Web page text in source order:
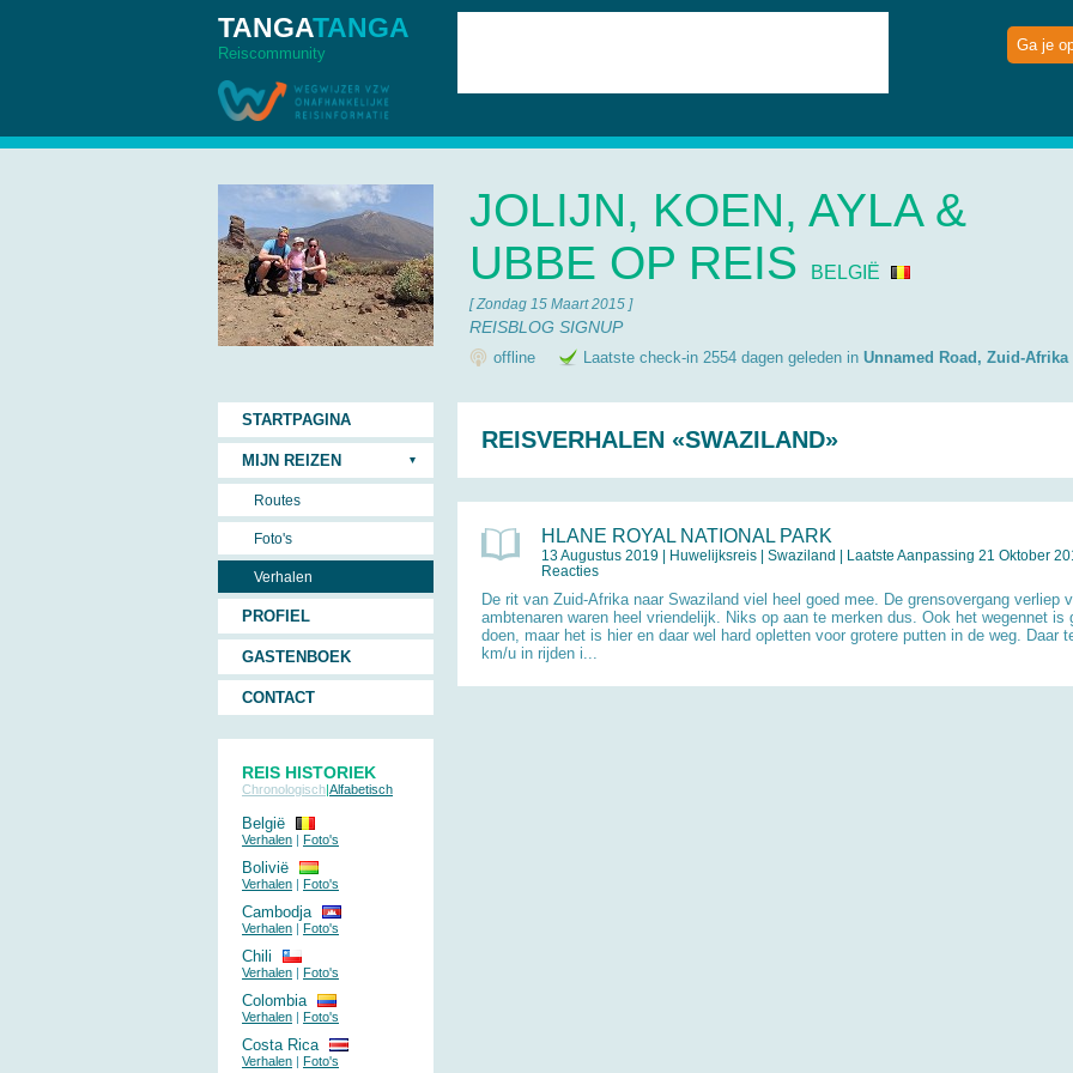
TANGATANGA
Reiscommunity Ga je
JOLIJN, KOEN, AYLA &
UBBE OP REIS
BELGIË
[ Zondag 15 Maart 2015 ]
REISBLOG SIGNUP
offline Laatste check-in 2554 dagen geleden in Unnamed Road, Zuid-Afrika
REISVERHALEN «SWAZILAND»
HLANE ROYAL NATIONAL PARK
13 Augustus 2019 | Huwelijksreis | Swaziland | Laatste Aanpassing 21 Oktober
Reacties
De rit van Zuid-Afrika naar Swaziland viel heel goed mee. De grensovergang verliep
ambtenaren waren heel vriendelijk. Niks op aan te merken dus. Ook het wegennet is
doen, maar het is hier en daar wel hard opletten voor grotere putten in de weg. Daar
km/u in rijden i...
STARTPAGINA
MIJN REIZEN
Routes
Foto's
Verhalen
PROFIEL
GASTENBOEK
CONTACT
REIS HISTORIEK
Chronologisch|Alfabetisch
België
Verhalen | Foto's
Bolivië
Verhalen | Foto's
Cambodja
Verhalen | Foto's
Chili
Verhalen | Foto's
Colombia
Verhalen | Foto's
Costa Rica
Verhalen | Foto's